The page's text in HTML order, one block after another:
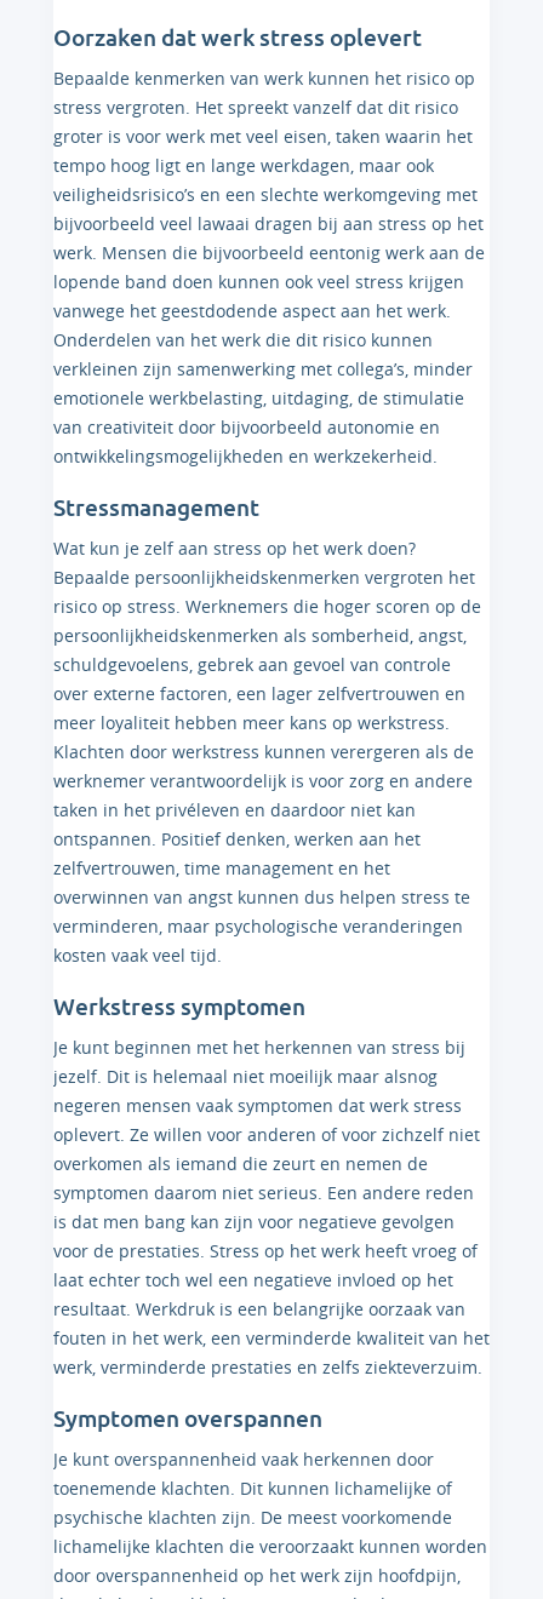
Oorzaken dat werk stress oplevert
Bepaalde kenmerken van werk kunnen het risico op
stress vergroten. Het spreekt vanzelf dat dit risico
groter is voor werk met veel eisen, taken waarin het
tempo hoog ligt en lange werkdagen, maar ook
veiligheidsrisico’s en een slechte werkomgeving met
bijvoorbeeld veel lawaai dragen bij aan stress op het
werk. Mensen die bijvoorbeeld eentonig werk aan de
lopende band doen kunnen ook veel stress krijgen
vanwege het geestdodende aspect aan het werk.
Onderdelen van het werk die dit risico kunnen
verkleinen zijn samenwerking met collega’s, minder
emotionele werkbelasting, uitdaging, de stimulatie
van creativiteit door bijvoorbeeld autonomie en
ontwikkelingsmogelijkheden en werkzekerheid.
Stressmanagement
Wat kun je zelf aan stress op het werk doen?
Bepaalde persoonlijkheidskenmerken vergroten het
risico op stress. Werknemers die hoger scoren op de
persoonlijkheidskenmerken als somberheid, angst,
schuldgevoelens, gebrek aan gevoel van controle
over externe factoren, een lager zelfvertrouwen en
meer loyaliteit hebben meer kans op werkstress.
Klachten door werkstress kunnen verergeren als de
werknemer verantwoordelijk is voor zorg en andere
taken in het privéleven en daardoor niet kan
ontspannen. Positief denken, werken aan het
zelfvertrouwen, time management en het
overwinnen van angst kunnen dus helpen stress te
verminderen, maar psychologische veranderingen
kosten vaak veel tijd.
Werkstress symptomen
Je kunt beginnen met het herkennen van stress bij
jezelf. Dit is helemaal niet moeilijk maar alsnog
negeren mensen vaak symptomen dat werk stress
oplevert. Ze willen voor anderen of voor zichzelf niet
overkomen als iemand die zeurt en nemen de
symptomen daarom niet serieus. Een andere reden
is dat men bang kan zijn voor negatieve gevolgen
voor de prestaties. Stress op het werk heeft vroeg of
laat echter toch wel een negatieve invloed op het
resultaat. Werkdruk is een belangrijke oorzaak van
fouten in het werk, een verminderde kwaliteit van het
werk, verminderde prestaties en zelfs ziekteverzuim.
Symptomen overspannen
Je kunt overspannenheid vaak herkennen door
toenemende klachten. Dit kunnen lichamelijke of
psychische klachten zijn. De meest voorkomende
lichamelijke klachten die veroorzaakt kunnen worden
door overspannenheid op het werk zijn hoofdpijn,